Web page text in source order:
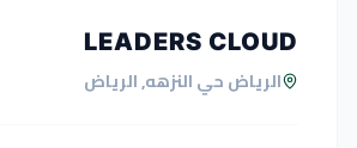
LEADERS CLOUD
الرياض حي النزهه, الرياض